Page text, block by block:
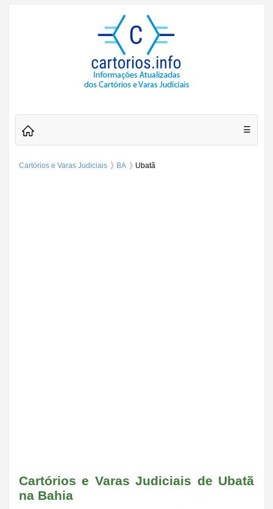
☰
Cartórios e Varas Judiciais BA Ubatã
Cartórios e Varas Judiciais de Ubatã
na Bahia